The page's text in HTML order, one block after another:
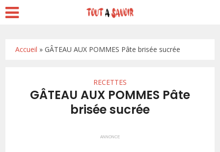
Accueil »GÂTEAU AUX POMMES Pâte brisée sucrée
RECETTES
GÂTEAU AUX POMMES Pâte
brisée sucrée
ANNONCE